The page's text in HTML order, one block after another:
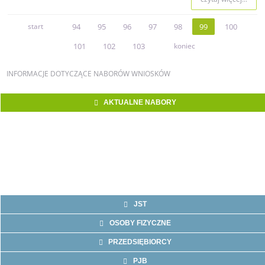
start 94 95 96 97 98 99
100
101
102 103 koniec
INFORMACJE DOTYCZĄCE NABORÓW WNIOSKÓW
AKTUALNE NABORY
JST
OSOBY FIZYCZNE
PRZEDSIĘBIORCY
PJB